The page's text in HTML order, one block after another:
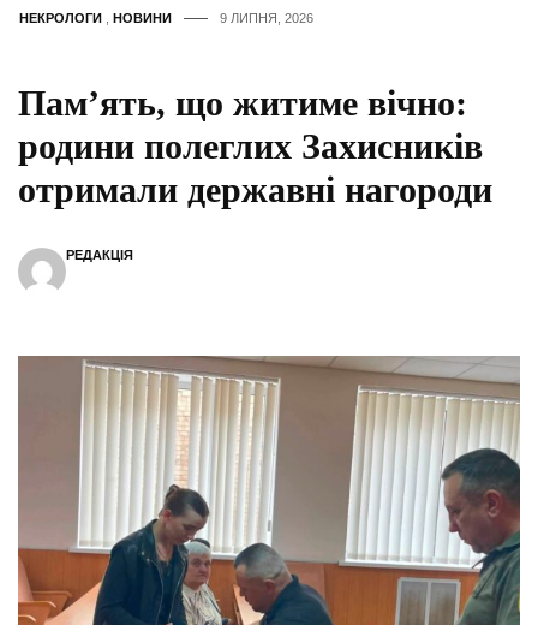
НЕКРОЛОГИ НОВИНИ 9 ЛИПНЯ, 2026
Пам’ять, що житиме вічно:
родини полеглих Захисників
отримали державні нагороди
РЕДАКЦІЯ